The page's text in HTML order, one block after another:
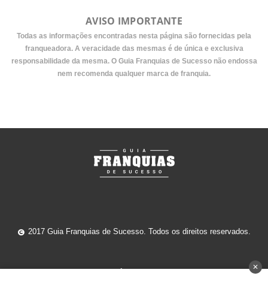
AVISO IMPORTANTE
Todas as informações encontradas nesta página são fornecidas pela
franqueadora. A veracidade das mesmas é de única e exclusiva
responsabilidade da mesma. O Guia Franquias de Sucesso não endossa
nem recomenda qualquer marca de franquia.
2017 Guia Franquias de Sucesso. Todos os direitos reservados.
✕